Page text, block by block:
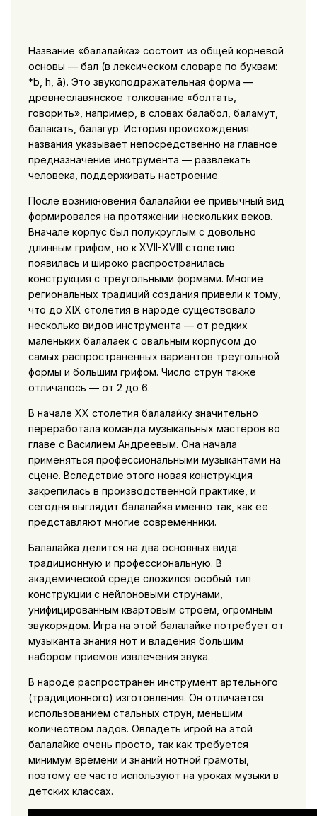
Название «балалайка» состоит из общей корневой
основы — бал (в лексическом словаре по буквам:
*b, h, ā). Это звукоподражательная форма —
древнеславянское толкование «болтать,
говорить», например, в словах балабол, баламут,
балакать, балагур. История происхождения
названия указывает непосредственно на главное
предназначение инструмента — развлекать
человека, поддерживать настроение.
После возникновения балалайки ее привычный вид
формировался на протяжении нескольких веков.
Вначале корпус был полукруглым с довольно
длинным грифом, но к XVII-XVIII столетию
появилась и широко распространилась
конструкция с треугольными формами. Многие
региональных традиций создания привели к тому,
что до XIX столетия в народе существовало
несколько видов инструмента — от редких
маленьких балалаек с овальным корпусом до
самых распространенных вариантов треугольной
формы и большим грифом. Число струн также
отличалось — от 2 до 6.
В начале XX столетия балалайку значительно
переработала команда музыкальных мастеров во
главе с Василием Андреевым. Она начала
применяться профессиональными музыкантами на
сцене. Вследствие этого новая конструкция
закрепилась в производственной практике, и
сегодня выглядит балалайка именно так, как ее
представляют многие современники.
Балалайка делится на два основных вида:
традиционную и профессиональную. В
академической среде сложился особый тип
конструкции с нейлоновыми струнами,
унифицированным квартовым строем, огромным
звукорядом. Игра на этой балалайке потребует от
музыканта знания нот и владения большим
набором приемов извлечения звука.
В народе распространен инструмент артельного
(традиционного) изготовления. Он отличается
использованием стальных струн, меньшим
количеством ладов. Овладеть игрой на этой
балалайке очень просто, так как требуется
минимум времени и знаний нотной грамоты,
поэтому ее часто используют на уроках музыки в
детских классах.